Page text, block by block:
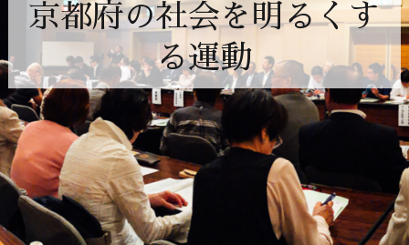
京都府の社会を明るくす
る運動